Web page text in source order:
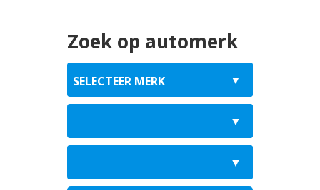
Zoek op automerk